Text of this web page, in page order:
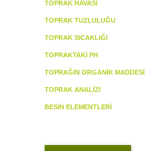
TOPRAK HAVASI
TOPRAK TUZLULUĞU
TOPRAK SICAKLIĞI
TOPRAKTAKİ PH
TOPRAĞIN ORGANİK MADDESİ
TOPRAK ANALİZİ
BESİN ELEMENTLERİ